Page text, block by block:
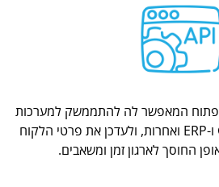
PB Digital מספקת API פתוח המאפשר לה להתממשק למערכות
הליבה הארגוניות – CRM ו-ERP ואחרות, ולעדכן את פרטי הלקוח
החוסך לארגון זמן ומשאבים.